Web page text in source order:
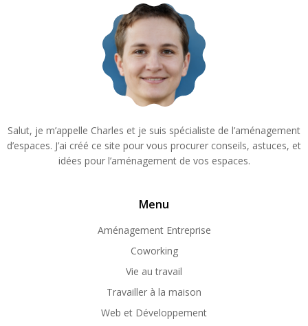
Salut, je m’appelle Charles et je suis spécialiste de l’aménagement
d’espaces. J’ai créé ce site pour vous procurer conseils, astuces, et
idées pour l’aménagement de vos espaces.
Menu
Aménagement Entreprise
Coworking
Vie au travail
Travailler à la maison
Web et Développement